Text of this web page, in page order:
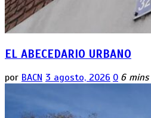
EL ABECEDARIO URBANO
por BACN 3 agosto, 2026 0 6 mins